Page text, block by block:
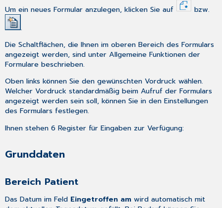
Krankheitsaktivität
Rechnung
Bereich
Um ein neues Formular anzulegen, klicken Sie auf
bzw.
.
Die Schaltflächen, die Ihnen im oberen Bereich des Formulars
angezeigt werden, sind unterAllgemeine Funktionen der
Formulare beschrieben.
Oben links können Sie den gewünschten Vordruck wählen.
Welcher Vordruck standardmäßig beim Aufruf der Formulars
angezeigt werden sein soll, können Sie in denEinstellungen
des Formulars festlegen.
Ihnen stehen 6 Register für Eingaben zur Verfügung:
Grunddaten
Bereich Patient
Das Datum im Feld Eingetroffen am wird automatisch mit